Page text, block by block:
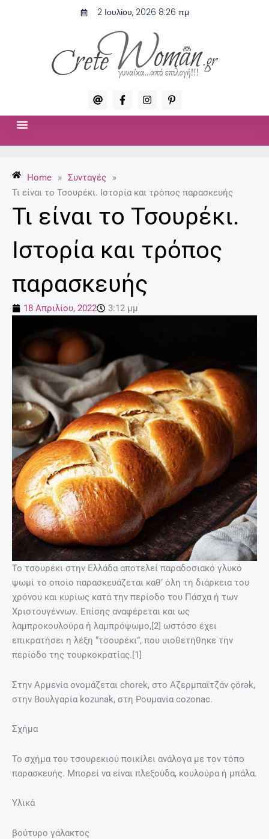
2 Ιουλίου, 2026 8:26 πμ
A
t
F
a
c
I
n
s
P
i
n
p
Home » Συνταγές
»
Τι είναι το Τσουρέκι. Ιστορία και τρόπος παρασκευής
Τι είναι το Τσουρέκι.
Ιστορία και τρόπος
παρασκευής
18 Απριλίου, 2022 3:12 μμ
Το τσουρέκι στην Ελλάδα αποτελεί παραδοσιακό γλυκό
ψωμί το οποίο παρασκευάζεται καθ’ όλη τη διάρκεια του
χρόνου και κυρίως κατά την περίοδο του Πάσχα ή των
Χριστουγέννων. Επίσης αναφέρεται και ως
λαμπροκουλούρα ή λαμπρόψωμο,[2] ωστόσο έχει
επικρατήσει η λέξη “τσουρέκι”, που υιοθετήθηκε την
περίοδο της τουρκοκρατίας.[1]
Στην Αρμενία ονομάζεται chorek, στο Αζερμπαϊτζάν çörək,
στην Βουλγαρία kozunak, στη Ρουμανία cozonac.
Σχήμα
Το σχήμα του τσουρεκιού ποικίλει ανάλογα με τον τόπο
παρασκευής. Μπορεί να είναι πλεξούδα, κουλούρα ή μπάλα.
Υλικά
βούτυρο γάλακτος